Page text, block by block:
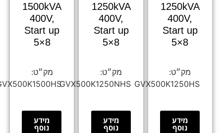
1250kVA
400V,
Start up
5×8
GVX500K1250HS
מידע
נוסף
1250kVA
400V,
Start up
5×8
GVX500K1250NHS
מידע
נוסף
1500kVA
400V,
Start up
5×8
GVX500K1500HS
מידע
נוסף